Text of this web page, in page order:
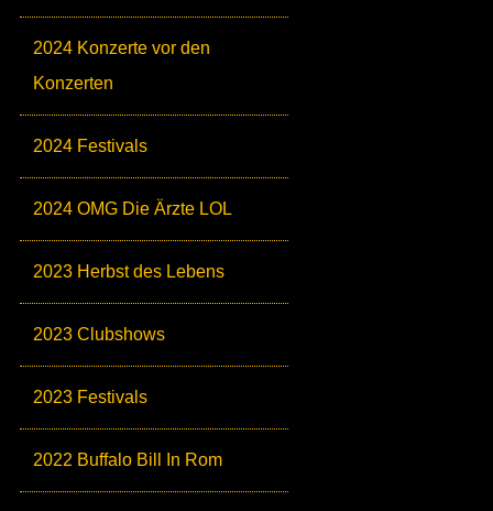
2024 Konzerte vor den
Konzerten
2024 Festivals
2024 OMG Die Ärzte LOL
2023 Herbst des Lebens
2023 Clubshows
2023 Festivals
2022 Buffalo Bill In Rom